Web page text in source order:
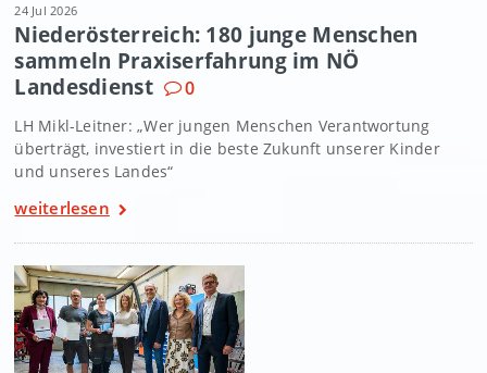
24 Jul 2026
Niederösterreich: 180 junge Menschen
sammeln Praxiserfahrung im NÖ
Landesdienst
0
LH Mikl-Leitner: „Wer jungen Menschen Verantwortung
überträgt, investiert in die beste Zukunft unserer Kinder
und unseres Landes“
weiterlesen